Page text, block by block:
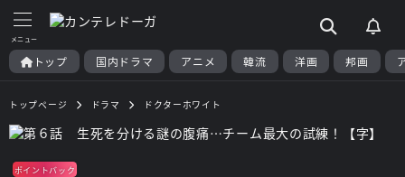
トップ 国内ドラマ アニメ 韓流 洋画 邦画
トップページ ドラマ ドクターホワイト
ポイントバック